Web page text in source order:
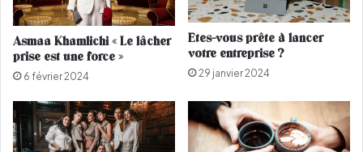
s
a
u
M
a
o
c
)
a
S
h
a
y
e
n
c
Asmaa Khamlichi « Le lâcher
prise est une force »
6 février 2024
Etes-vous prête à lancer
votre entreprise ?
29 janvier 2024